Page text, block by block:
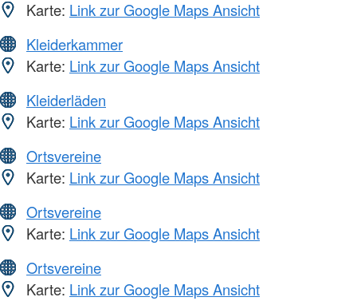
Karte: Link zur Google Maps Ansicht
Kleiderkammer
Karte: Link zur Google Maps Ansicht
Kleiderläden
Karte: Link zur Google Maps Ansicht
Ortsvereine
Karte: Link zur Google Maps Ansicht
Ortsvereine
Karte: Link zur Google Maps Ansicht
Ortsvereine
Karte: Link zur Google Maps Ansicht